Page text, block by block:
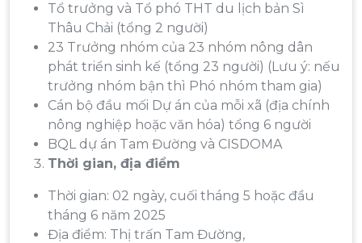
Tổ trưởng và Tổ phó THT du lịch bản Sì
Thâu Chải (tổng 2 người)
23 Trưởng nhóm của 23 nhóm nông dân
phát triển sinh kế (tổng 23 người) (Lưu ý: nếu
trưởng nhóm bận thì Phó nhóm tham gia)
Cán bộ đầu mối Dự án của mỗi xã (địa chính
nông nghiệp hoặc văn hóa) tổng 6 người
BQL dự án Tam Đường và CISDOMA
Thời gian, địa điểm
Thời gian: 02 ngày, cuối tháng 5 hoặc đầu
tháng 6 năm 2025
Địa điểm: Thị trấn Tam Đường,